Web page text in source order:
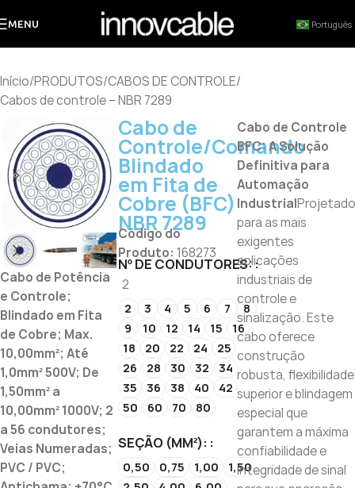
MENU Português
Início/PRODUTOS/CABOS DE CONTROLE/
Cabos de controle – NBR 7289
Cabo de Potência
e Controle;
Blindado em Fita
de Cobre; Max.
10,00mm²; Até
1,0mm² 500V; De
1,50mm² a
10,00mm² 1000V; 2
a 56 condutores;
Veias Numeradas;
PVC / PVC;
Cabo de
Controle/Comando
Blindado
em Fita de
Cobre (BFC)
NBR 7289
Código do
Produto: 168273
Nº DE CONDUTORES:
2
2 3 4 5 6 7
8
9
10 12 14 15
16
18
20 22 24
25
26
28 30 32
34
35
36 38 40
42
50
60 70 80
SEÇÃO (MM²):
0,50 0,75 1,00
1,50
Cabo de Controle
BFC: A Solução
Definitiva para
Automação
IndustrialProjetado
para as mais
exigentes
aplicações
industriais de
controle e
sinalização. Este
cabo oferece
construção
robusta, flexibilidade
superior e blindagem
especial que
garantem a máxima
confiabilidade e
integridade de sinal